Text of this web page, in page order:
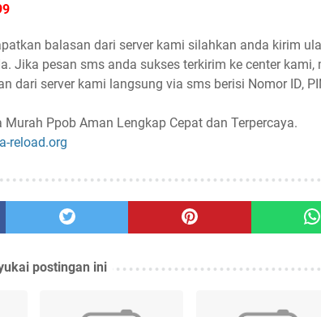
balasan dari server kami silahkan anda kirim
Jika pesan sms anda sukses terkirim ke center kami,
dari server kami langsung via sms berisi Nomor ID,
Ppob Aman Lengkap Cepat dan Terpercaya.
reload.org
postingan ini